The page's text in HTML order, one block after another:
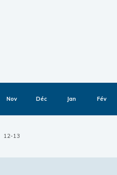
Nov Déc Jan Fév
12-13